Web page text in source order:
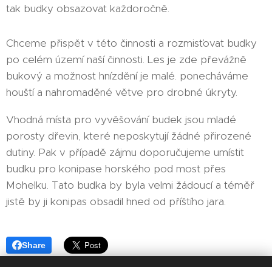
tak budky obsazovat každoročně.
Chceme přispět v této činnosti a rozmisťovat budky
po celém území naší činnosti. Les je zde převážně
bukový a možnost hnízdění je malé. ponecháváme
houští a nahromaděné větve pro drobné úkryty.
Vhodná místa pro vyvěšování budek jsou mladé
porosty dřevin, které neposkytují žádné přirozené
dutiny. Pak v případě zájmu doporučujeme umístit
budku pro konipase horského pod most přes
Mohelku. Tato budka by byla velmi žádoucí a téměř
jistě by ji konipas obsadil hned od příštího jara.
Share